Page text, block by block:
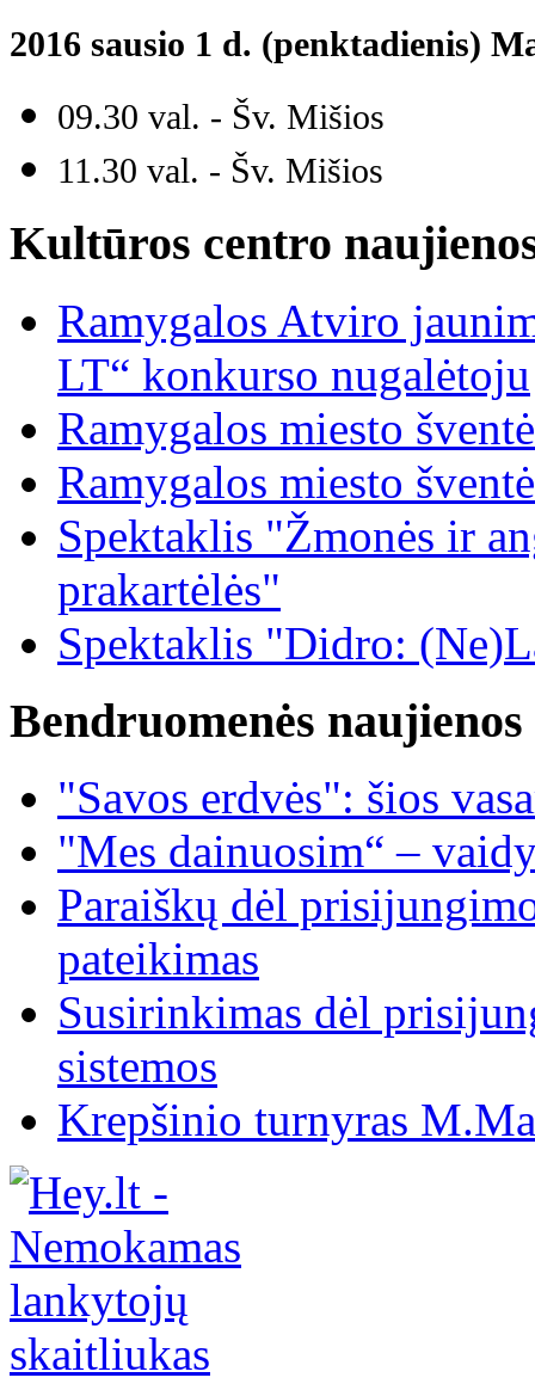
2016 sausio 1 d. (penktadienis)
09.30 val. - Šv. Mišios
11.30 val. - Šv. Mišios
Kultūros centro
Ramygalos Atviro
LT“ konkurso nugalėtoju
Ramygalos miesto šventė
Ramygalos miesto šventė
Spektaklis "Žmonės ir
prakartėlės"
Spektaklis "Didro:
Bendruomenės naujienos
"Savos erdvės": šios
"Mes dainuosim“ –
Paraiškų dėl
pateikimas
Susirinkimas dėl
sistemos
Krepšinio turnyras